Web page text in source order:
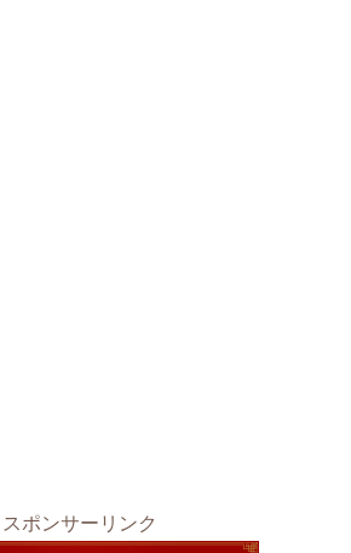
スポンサーリンク